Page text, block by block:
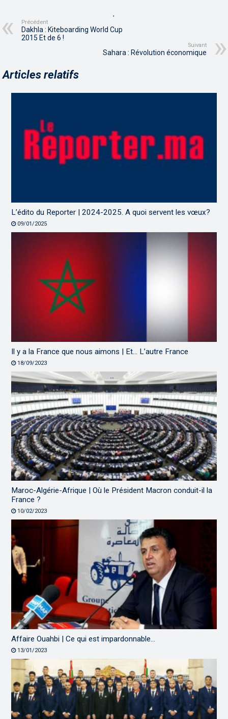
,
Précédent
Dakhla : Kiteboarding World Cup
2015 Et de 6 !
Suivant
Sahara : Révolution économique
Articles relatifs
L’édito du Reporter | 2024-2025. A quoi servent les vœux?
09/01/2025
Il y a la France que nous aimons | Et… L’autre France
18/09/2023
Maroc-Algérie-Afrique | Où le Président Macron conduit-il la
France ?
10/02/2023
Affaire Ouahbi | Ce qui est impardonnable…
13/01/2023